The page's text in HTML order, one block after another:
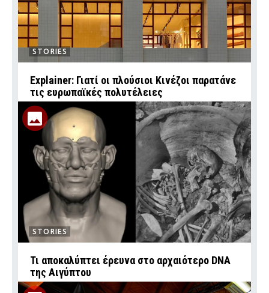
STORIES
Explainer: Γιατί οι πλούσιοι Κινέζοι παρατάνε
τις ευρωπαϊκές πολυτέλειες
STORIES
Τι αποκαλύπτει έρευνα στο αρχαιότερο DNA
της Αιγύπτου